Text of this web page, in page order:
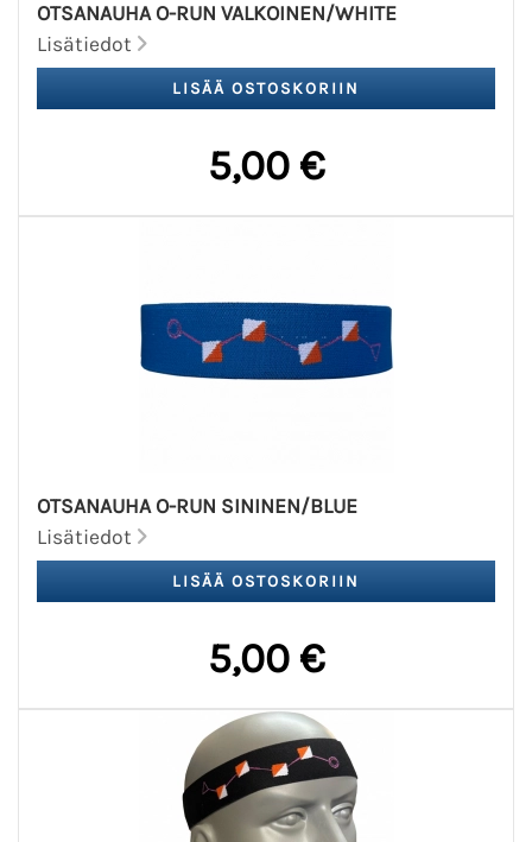
OTSANAUHA O-RUN VALKOINEN/WHITE
Lisätiedot
5,00 €
OTSANAUHA O-RUN SININEN/BLUE
Lisätiedot
5,00 €